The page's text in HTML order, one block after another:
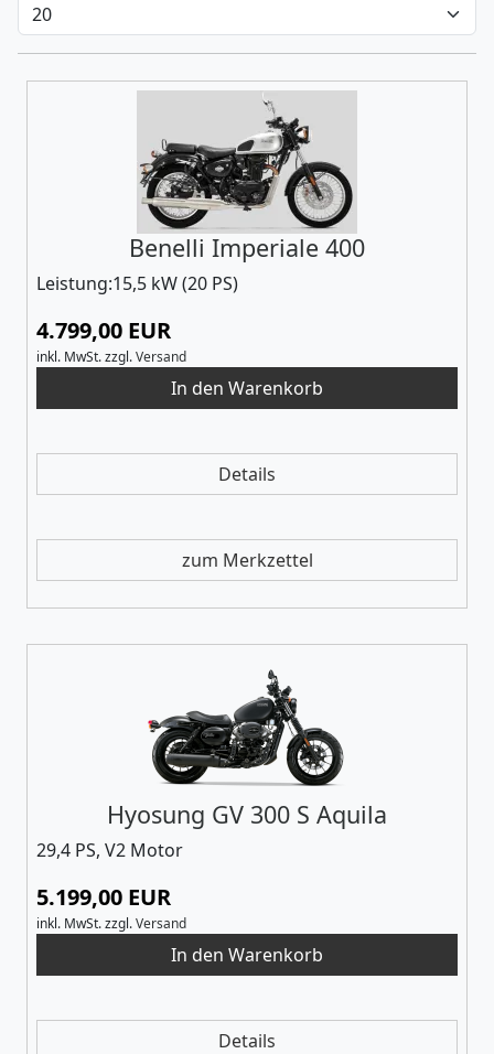
Benelli Imperiale 400
Leistung:15,5 kW (20 PS)
4.799,00 EUR
inkl. MwSt.zzgl.Versand
Details
zum Merkzettel
Hyosung GV 300 S Aquila
29,4 PS, V2 Motor
5.199,00 EUR
inkl. MwSt.zzgl.Versand
Details